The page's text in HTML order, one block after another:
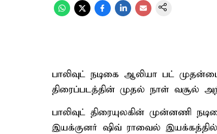
பாலிவுட் நடிகை ஆலியா பட்
திரைப்படத்தின் முதல் நாள் வசூல்
பாலிவுட் திரையுலகின் முன்னணி
இயக்குனர் ஷிவ் ராவைல் இயக்கத்தில்